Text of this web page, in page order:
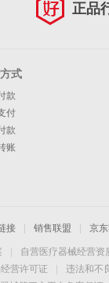
正品
式
款
付
款
账
接 销售联盟 京
自营医疗器械经营资
营许可证
违法和不